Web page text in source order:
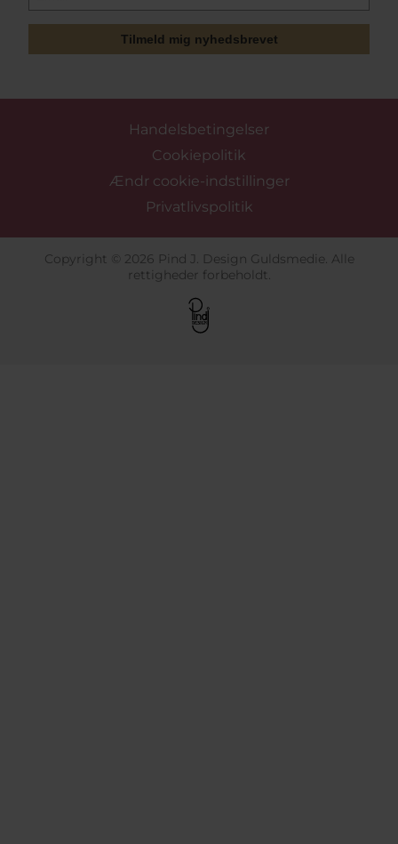
Tilmeld mig nyhedsbrevet
Handelsbetingelser
Cookiepolitik
Ændr cookie-indstillinger
Privatlivspolitik
Copyright © 2026 Pind J. Design Guldsmedie. Alle
rettigheder forbeholdt.